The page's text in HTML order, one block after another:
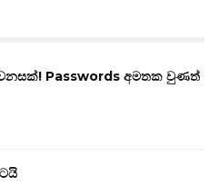
Passwords අමතක වුණත්